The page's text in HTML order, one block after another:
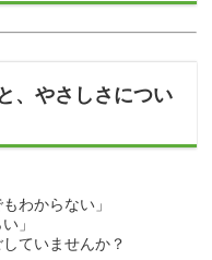
、やさしさについ
わからない」
」
ていませんか？